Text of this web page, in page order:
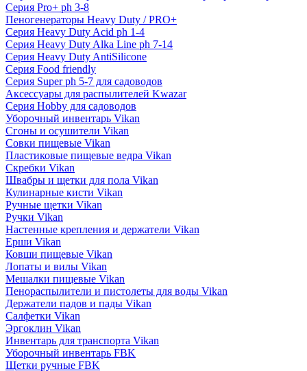
Серия Pro+ ph 3-8
Пеногенераторы Heavy Duty / PRO+
Серия Heavy Duty Acid ph 1-4
Серия Heavy Duty Alka Line ph 7-14
Серия Heavy Duty AntiSilicone
Серия Food friendly
Серия Super ph 5-7 для садоводов
Аксессуары для распылителей Kwazar
Серия Hobby для садоводов
Уборочный инвентарь Vikan
Сгоны и осушители Vikan
Совки пищевые Vikan
Пластиковые пищевые ведра Vikan
Скребки Vikan
Швабры и щетки для пола Vikan
Кулинарные кисти Vikan
Ручные щетки Vikan
Ручки Vikan
Настенные крепления и держатели Vikan
Ерши Vikan
Ковши пищевые Vikan
Лопаты и вилы Vikan
Мешалки пищевые Vikan
Пенораспылители и пистолеты для воды Vikan
Держатели падов и пады Vikan
Салфетки Vikan
Эргоклин Vikan
Инвентарь для транспорта Vikan
Уборочный инвентарь FBK
Щетки ручные FBK